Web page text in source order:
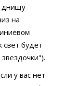
днищу
на
свет будет
у вас нет